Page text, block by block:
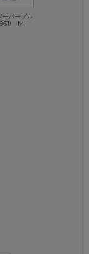
ーパープル
961）-M